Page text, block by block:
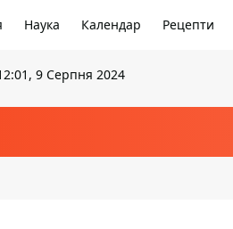
Наука Календар Рецепти
9 Серпня 2024